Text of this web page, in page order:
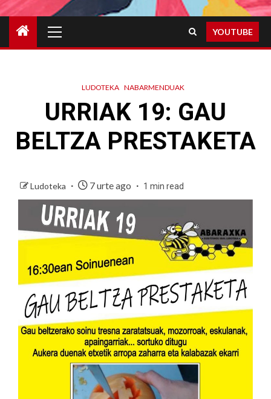
Menu
YOUTUBE
LUDOTEKA NABARMENDUAK
URRIAK 19: GAU
BELTZA PRESTAKETA
Ludoteka 7 urte ago 1 min read